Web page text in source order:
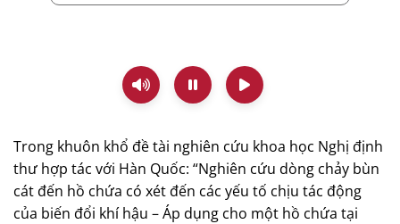
Trong khuôn khổ đề tài nghiên cứu khoa học Nghị định
thư hợp tác với Hàn Quốc: “Nghiên cứu dòng chảy bùn
cát đến hồ chứa có xét đến các yếu tố chịu tác động
của biến đổi khí hậu – Áp dụng cho một hồ chứa tại